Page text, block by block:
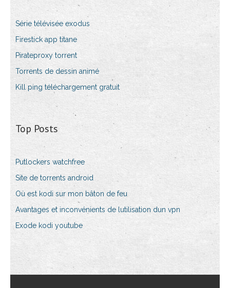
Série télévisée exodus
Firestick app titane
Pirateproxy torrent
Torrents de dessin animé
Kill ping téléchargement gratuit
Top Posts
Putlockers watchfree
Site de torrents android
Où est kodi sur mon bâton de feu
Avantages et inconvénients de lutilisation dun vpn
Exode kodi youtube